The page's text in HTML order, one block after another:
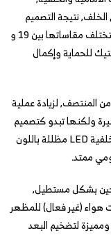
نتيجة التصميم
الرياضي الفاست باك (المائل قليلاً للخلف), جنوط ستختلف مقاساتها بين 19 و
للحماية وإكمال
المنتصف, لزيادة عملية
ولكنها تبدو كتصميم
أصغر من أكتاف وحجم المساحة الخلفية, الإضاءة الخلفية LED مظللة باللون
ممتد.
بشكل مستطيل,
(غير فعال) للمظهر
لتضخيم البعد